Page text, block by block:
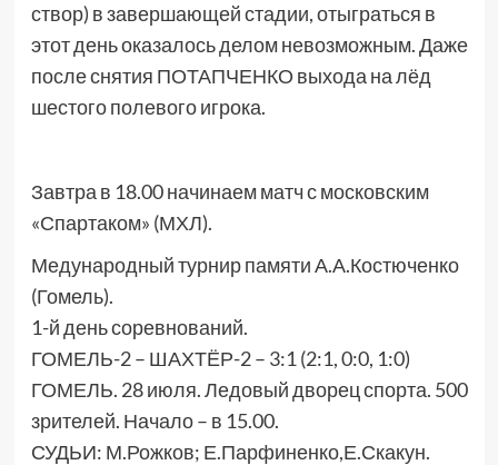
створ) в завершающей стадии, отыграться в
этот день оказалось делом невозможным. Даже
после снятия ПОТАПЧЕНКО выхода на лёд
шестого полевого игрока.
Завтра в 18.00 начинаем матч с московским
«Спартаком» (МХЛ).
Медународный турнир памяти А.А.Костюченко
(Гомель).
1-й день соревнований.
ГОМЕЛЬ-2 – ШАХТЁР-2 – 3:1 (2:1, 0:0, 1:0)
ГОМЕЛЬ. 28 июля. Ледовый дворец спорта. 500
зрителей. Начало – в 15.00.
СУДЬИ: М.Рожков; Е.Парфиненко,Е.Скакун.